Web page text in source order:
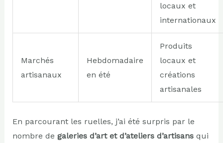
locaux et
internationaux
Marchés
artisanaux
Hebdomadaire
en été
Produits
locaux et
créations
artisanales
En parcourant les ruelles, j’ai été surpris par le
nombre de galeries d’art et d’ateliers d’artisansqui